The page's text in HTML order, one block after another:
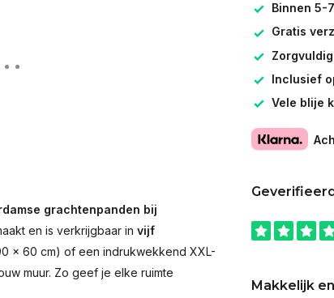
grachtenpanden bij
en is verkrijgbaar in vijf
× 60 cm) of een indrukwekkend XXL-
muur. Zo geef je elke ruimte
Binnen 5-
Gratis
Inclusief
Vele blije
Makkelijk